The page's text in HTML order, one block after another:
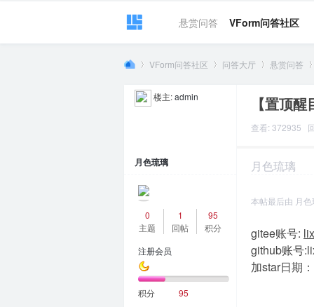
悬赏问答 VForm问答社区
VForm问答社区 问答大厅
›
悬赏问答
楼主:admin
【置顶
查看: 372935
月色琉璃
0
主题
1
回帖
95
积分
注册会员
积分
95
月色琉璃
本帖最后由 月
gitee账号:
github账号
加star日期